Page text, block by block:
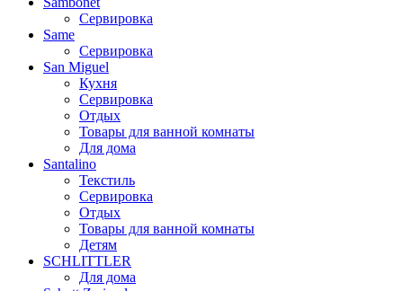
Сервировка
Same
Сервировка
San Miguel
Кухня
Сервировка
Отдых
Товары для ванной комнаты
Для дома
Santalino
Текстиль
Сервировка
Отдых
Товары для ванной комнаты
Детям
SCHLITTLER
Для дома